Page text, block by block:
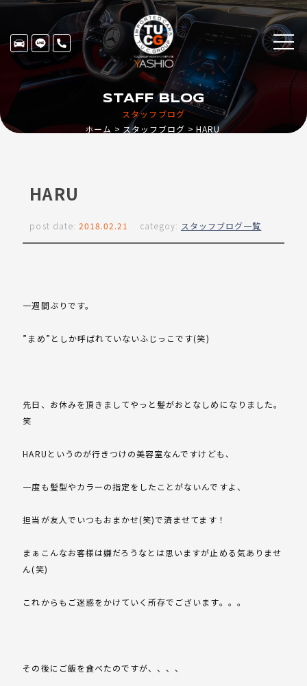
スタッフブログ
STAFF BLOG
ホーム スタッフブログ HARU
HARU
post date: 2018.02.21 categoy: スタッフブログ一覧
一週間ぶりです。
”まめ”としか呼ばれていないふじっこです(笑)
先日、お休みを頂きましてやっと髪がおとなしめになりました。
笑
HARUというのが行きつけの美容室なんですけども、
一度も髪型やカラーの指定をしたことがないんですよ、
担当が友人でいつもおまかせ(笑)で済ませてます！
まぁこんなお客様は嫌だろうなとは思いますが止める気ありませ
ん(笑)
これからもご迷惑をかけていく所存でございます。。。
その後にご飯を食べたのですが、、、、